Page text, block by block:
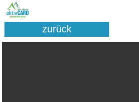
zurück